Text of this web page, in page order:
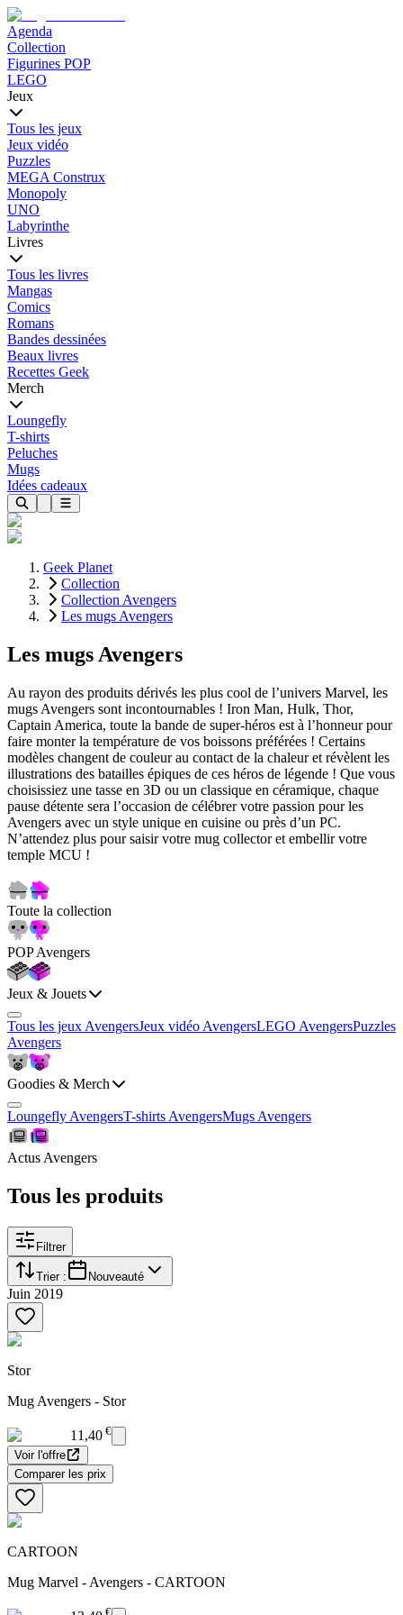
Agenda
Collection
Figurines POP
LEGO
Jeux
Tous les jeux
Jeux vidéo
Puzzles
MEGA Construx
Monopoly
UNO
Labyrinthe
Livres
Tous les livres
Mangas
Comics
Romans
Bandes dessinées
Beaux livres
Recettes Geek
Merch
Loungefly
T-shirts
Peluches
Mugs
Idées cadeaux
Geek Planet
Collection
Collection Avengers
Les mugs Avengers
Les mugs Avengers
Au rayon des produits dérivés les plus cool de l’univers Marvel, les
mugs Avengers sont incontournables ! Iron Man, Hulk, Thor,
Captain America, toute la bande de super-héros est à l’honneur pour
faire monter la température de vos boissons préférées ! Certains
modèles changent de couleur au contact de la chaleur et révèlent les
illustrations des batailles épiques de ces héros de légende ! Que vous
choisissiez une tasse en 3D ou un classique en céramique, chaque
pause détente sera l’occasion de célébrer votre passion pour les
Avengers avec un style unique en cuisine ou près d’un PC.
N’attendez plus pour saisir votre mug collector et embellir votre
temple MCU !
Toute la collection
POP Avengers
Jeux & Jouets
Tous les jeux AvengersJeux vidéo AvengersLEGO AvengersPuzzles
Avengers
Goodies & Merch
Loungefly AvengersT-shirts AvengersMugs Avengers
Actus Avengers
Tous les produits
Filtrer
Trier : Nouveauté
Juin 2019
Stor
Mug Avengers - Stor
11,40 €
Voir l'offre
Comparer les prix
CARTOON
Mug Marvel - Avengers - CARTOON
€